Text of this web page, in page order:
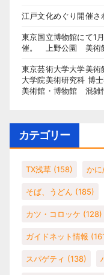
江戸文化めぐり開催
東京国立博物館にて1
催。 上野公園 美術
東京芸術大学大学美術
大学院美術研究科 博
美術館・博物館 混雑
カテゴリー
TX浅草 (158) か
そば、うどん (185)
カツ・コロッケ (128)
ガイドネット情報
スパゲティ (138)